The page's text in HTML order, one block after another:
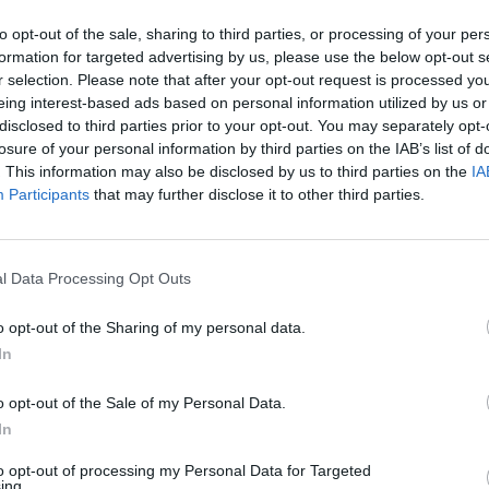
opt-out of the sale, sharing to third parties, or processing of your
for targeted advertising by us, please use the below opt-out
selection. Please note that after your opt-out request is processed
interest-based ads based on personal information utilized by us
to third parties prior to your opt-out. You may separately
of your personal information by third parties on the IAB’s list of
This information may also be disclosed by us to third parties on the
Participants that may further disclose it to other third parties.
Data Processing Opt Outs
opt-out of the Sharing of my personal data.
opt-out of the Sale of my Personal Data.
opt-out of processing my Personal Data for Targeted
arrivare ad una soluzione finale che
i misteri e di sorprendere lo
una trovata poco imprevedibile.
DiCaprio lotta brutalmente per
sua memoria e restare attaccato al
Din. Dis.
In
americana